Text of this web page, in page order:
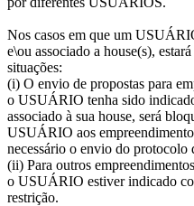
Nos casos em que um
e\ou associado a house(s),
situações:
(i) O envio de propostas para
o USUÁRIO tenha sido
associado à sua house, será
USUÁRIO aos
necessário o envio do protocolo
(ii) Para outros
o USUÁRIO estiver indicado
restrição.